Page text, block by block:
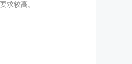
求较高。